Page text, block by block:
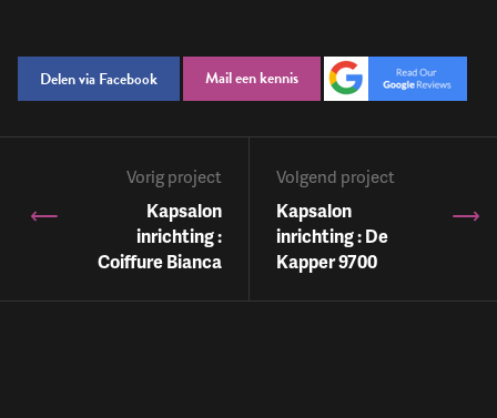
Delen via Facebook Mail een kennis
Vorig project
Kapsalon
inrichting :
Coiffure Bianca
Volgend project
Kapsalon
inrichting : De
Kapper 9700